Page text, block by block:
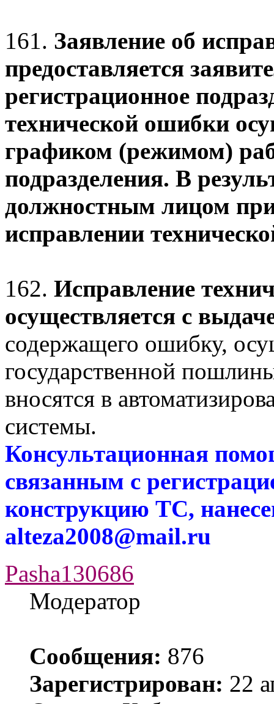
161. Заявление об
предоставляется
регистрационное
технической ошибки
графиком (режимом)
подразделения. В
должностным лицом
исправлении
162. Исправление
осуществляется с
содержащего ошибку,
государственной
вносятся в
системы.
Консультационная
связанным с
конструкцию ТС,
alteza2008@mail.ru
Pasha130686
Модератор
Сообщения: 876
Зарегистрирован: 22